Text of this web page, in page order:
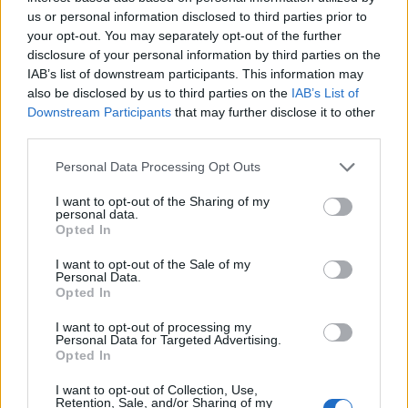
us or personal information disclosed to third parties prior to
your opt-out. You may separately opt-out of the further
disclosure of your personal information by third parties on the
IAB’s list of downstream participants. This information may
also be disclosed by us to third parties on the IAB’s List of
Downstream Participants that may further disclose it to other
Personal Data Processing Opt Outs
I want to opt-out of the Sharing of my
personal data.
Opted In
I want to opt-out of the Sale of my
Personal Data.
Opted In
I want to opt-out of processing my
Personal Data for Targeted Advertising.
Opted In
I want to opt-out of Collection, Use,
Retention, Sale, and/or Sharing of my
ανάσυρση από το αρχείο της πιο
σκοτεινής υπόθεσης των
τηλεφωνικών υποκλοπών
ΕΛΛΑΔΑ
Η ακρίβεια εξανεμίζει τις
χαμηλές συντάξεις
Οριακή κάμψη του πληθωρισμού
στην Τουρκία
Συνεχίζεται η υποχώρηση της